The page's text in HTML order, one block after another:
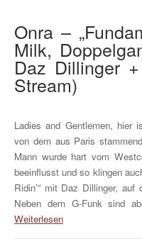
Onra –
Milk,
Daz Dillinger
Stream)
Ladies and Gentlemen, hier
von dem aus Paris
Mann wurde hart vom
beeinflusst und so klingen
Ridin’“ mit Daz Dillinger,
Neben dem G-Funk sind
Weiterlesen